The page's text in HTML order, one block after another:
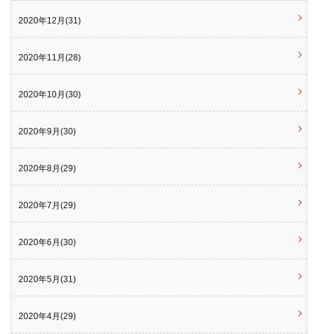
2020年12月(31)
2020年11月(28)
2020年10月(30)
2020年9月(30)
2020年8月(29)
2020年7月(29)
2020年6月(30)
2020年5月(31)
2020年4月(29)